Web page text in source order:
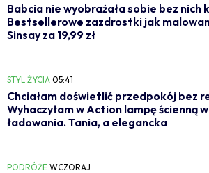
Babcia nie wyobrażała sobie bez nich
Bestsellerowe zazdrostki jak
Sinsay za 19,99 zł
STYL ŻYCIA 05:41
Chciałam doświetlić przedpokój bez
Wyhaczyłam w Action lampę ścienną
ładowania. Tania, a elegancka
PODRÓŻE WCZORAJ